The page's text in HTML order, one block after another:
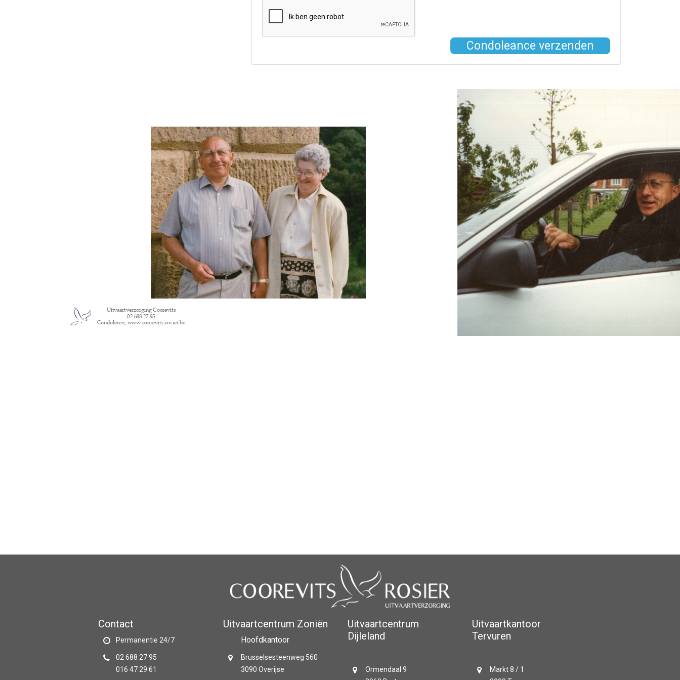
Condoleance verzenden
Contact
Permanentie 24/7
02 688 27 95
016 47 29 61
Uitvaartcentrum Zoniën
Hoofdkantoor
Brusselsesteenweg 560
3090 Overijse
Uitvaartcentrum
Dijleland
Ormendaal 9
Uitvaartkantoor
Tervuren
Markt 8 / 1